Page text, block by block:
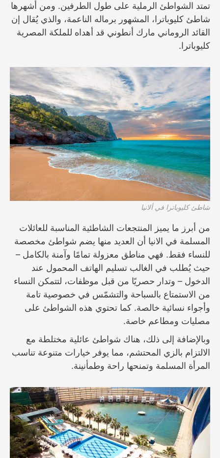
تمتد الشواطئ الرملية على طول الطرفين. ومن أشهرها
شاطئ كليوباترا، المشهور برماله الناعمة، والذي يُقال إن
القائد الروماني مارك أنطوني قد أهداه للملكة المصرية
كليوباترا.
شاطئ كليوباترا في ألانيا
من أبرز ما يميز المنتجعات الشاطئية المناسبة للعائلات
المسلمة في الانيا أن العديد منها يضم شواطئ مخصصة
للنساء فقط. فهي مناطق معزولة تمامًا وآمنة بالكامل –
حيث يُطلب في الغالب تسليم الهاتف المحمول عند
الدخول – وتدار حصريًا من قبل موظفات، لتتمكن النساء
من الاستمتاع بالسباحة والتشمّس في خصوصية تامة
وأجواء نسائية خالصة. كما تحتوي هذه الشواطئ على
مصليات ومطاعم خاصة.
وبالإضافة إلى ذلك، هناك شواطئ عائلية مختلطة مع
الالتزام بالزي المحتشم، مما يوفر خيارات متنوعة تناسب
المرأة المسلمة وتمنحها راحة وطمأنينة.